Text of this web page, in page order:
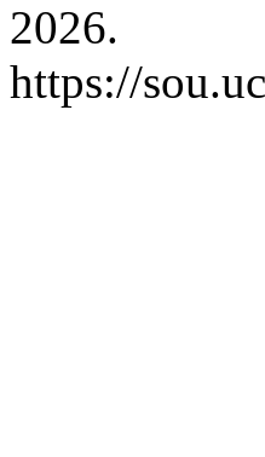
2026.
https://